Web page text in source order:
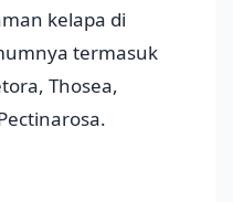
kelapa di
termasuk
Thosea,